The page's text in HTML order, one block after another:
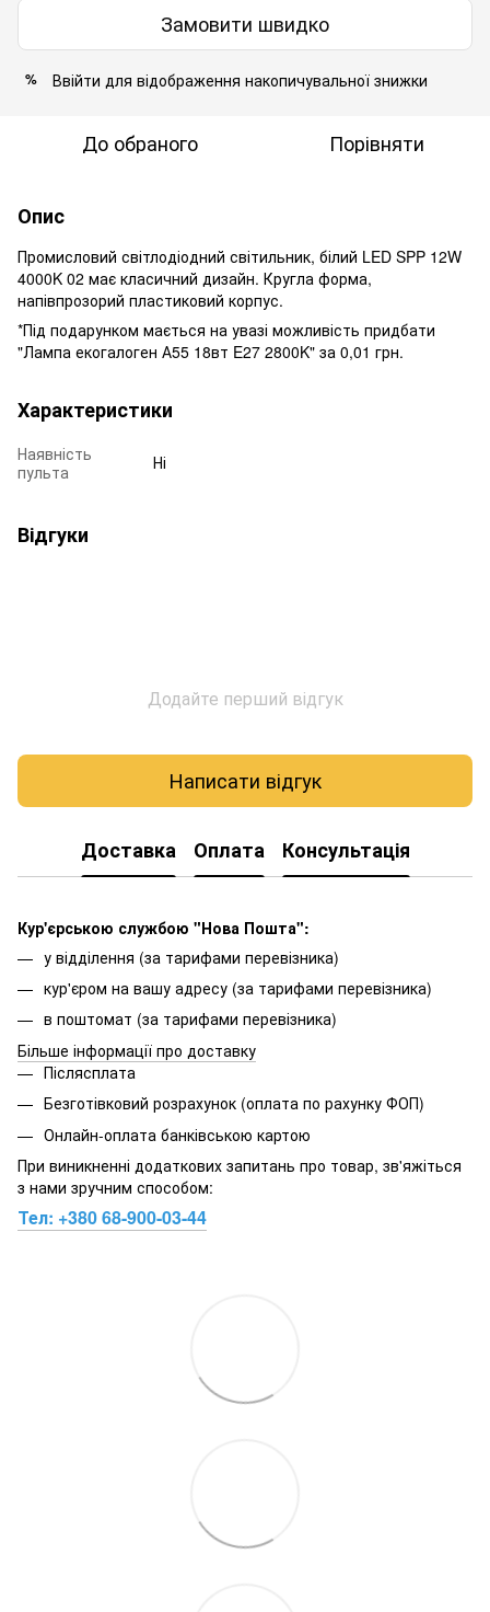
Замовити швидко
% Ввійти для відображення накопичувальної знижки
До обраного Порівняти
Опис
Промисловий світлодіодний світильник, білий LED SPP 12W
4000K 02 має класичний дизайн. Кругла форма,
напівпрозорий пластиковий корпус.
*Під подарунком мається на увазі можливість придбати
"Лампа екогалоген А55 18вт E27 2800K" за 0,01 грн.
Характеристики
Наявність
пульта
Ні
Відгуки
Додайте перший відгук
Написати відгук
Доставка Оплата Консультація
Кур'єрською службою "Нова Пошта":
у відділення (за тарифами перевізника)
кур'єром на вашу адресу (за тарифами перевізника)
в поштомат (за тарифами перевізника)
Більше інформації про доставку
Післясплата
Безготівковий розрахунок (оплата по рахунку ФОП)
Онлайн-оплата банківською картою
При виникненні додаткових запитань про товар, зв'яжіться
з нами зручним способом:
Тел: +380 68-900-03-44